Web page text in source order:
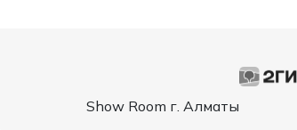
Show Room г. Алматы